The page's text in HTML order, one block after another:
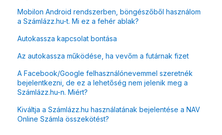
Mobilon Android rendszerben, böngészőből használom
a Számlázz.hu-t. Mi ez a fehér ablak?
Autokassza kapcsolat bontása
Az autokassza működése, ha vevőm a futárnak fizet
A Facebook/Google felhasználónevemmel szeretnék
bejelentkezni, de ez a lehetőség nem jelenik meg a
Számlázz.hu-n. Miért?
Kiváltja a Számlázz.hu használatának bejelentése a NAV
Online Számla összekötést?